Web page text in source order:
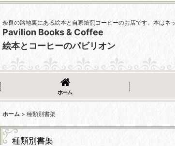
奈良の路地裏にある絵本と自家焙煎コーヒーのお店です。本はネ
Pavilion Books & Coffee
絵本とコーヒーのパビリオン
ホーム
ホーム > 種類別書架
種類別書架